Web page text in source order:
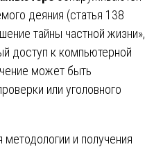
деяния (статья 138
тайны частной жизни»,
доступ к компьютерной
может быть
или уголовного
методологии и получения